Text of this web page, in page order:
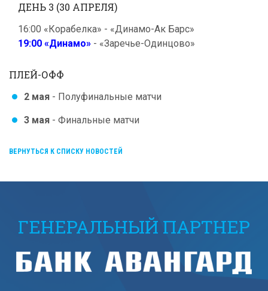
ДЕНЬ 3 (30 АПРЕЛЯ)
16:00 «Корабелка» - «Динамо-Ак Барс»
19:00 «Динамо» - «Заречье-Одинцово»
ПЛЕЙ-ОФФ
2 мая - Полуфинальные матчи
3 мая - Финальные матчи
ВЕРНУТЬСЯ К СПИСКУ НОВОСТЕЙ
ГЕНЕРАЛЬНЫЙ ПАРТНЕР